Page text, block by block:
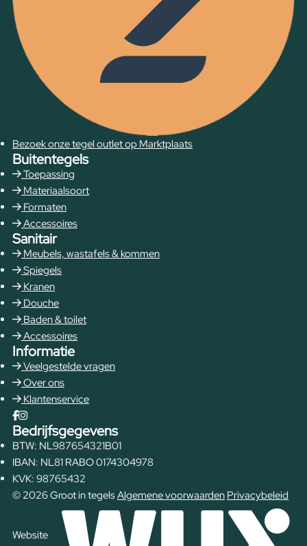
Bezoek onze tegel outlet op Marktplaats
Buitentegels
Toepassing
Materiaalsoort
Formaten
Accessoires
Sanitair
Meubels, wastafels & kommen
Spiegels
Kranen
Douche
Baden & toilet
Accessoires
Informatie
Veelgestelde vragen
Over ons
Klantenservice
Bedrijfsgegevens
BTW: NL987654321B01
IBAN: NL81 RABO 0174304978
KVK: 98765432
© 2026 Groot in tegelsAlgemene voorwaarden Privacybeleid
Website